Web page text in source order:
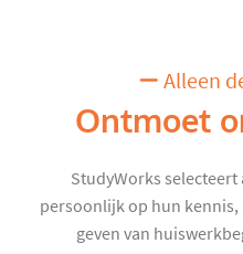
Alleen
Ontmoet
StudyWorks selecteert
persoonlijk op hun
geven van